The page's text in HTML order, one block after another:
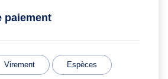
paiement
Virement Espèces